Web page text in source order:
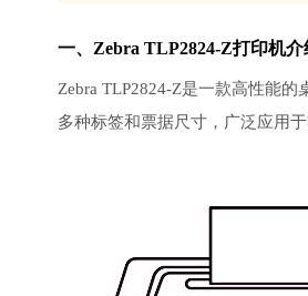
一、Zebra TLP2824-Z打印机介
Zebra TLP2824-Z是一款高性能
多种标签和票据尺寸，广泛应用